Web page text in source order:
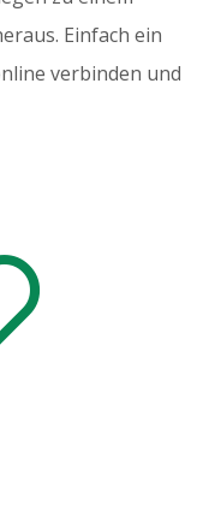
Einfach ein
verbinden und